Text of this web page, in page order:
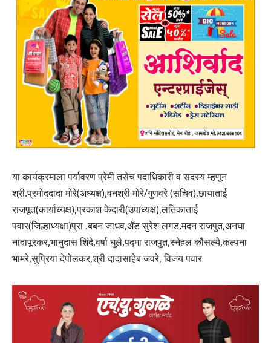
या कार्यक्रमाला पर्यावरण प्रेमी तसेच पदाधिकारी व सदस्य म्हणून
श्री.प्रमोददादा मोरे(अध्यक्ष),वनश्री मोरे/गुणवरे (सचिव),छायाताई
राजपूत(कार्याध्यक्ष),प्रकाश केदारी(उपाध्यक्ष),लतिकाताई
पवार(जिल्हाध्यक्षा)प्रा .बबन जाधव,ॲड सुरेश लगड,मदन राजपुत,अनघा
नांदापूरकर,भानुदास शिंदे,वर्षा घुले,पद्मा राजपुत,स्नेहल कौसल्ये,कल्पना
भामरे,सुप्रिया देपोलकर,श्री दादासाहेब जवरे, विजय पवार